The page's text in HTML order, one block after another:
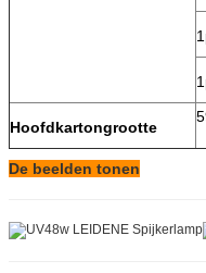
Hoofdkartongrootte
De beelden tonen